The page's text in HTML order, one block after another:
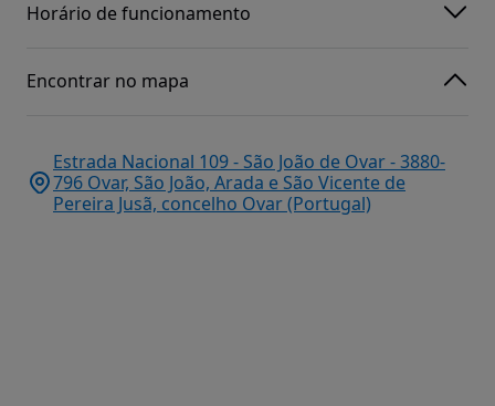
Horário de funcionamento
Encontrar no mapa
Estrada Nacional 109 - São João de Ovar - 3880-
796 Ovar, São João, Arada e São Vicente de
Pereira Jusã, concelho Ovar (Portugal)